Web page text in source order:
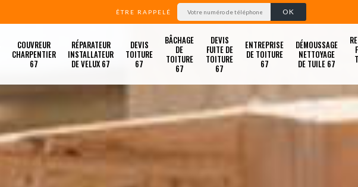
ÊTRE RAPPELÉ
COUVREUR
CHARPENTIER
67
RÉPARATEUR
INSTALLATEUR
DE VELUX 67
DEVIS
TOITURE
67
BÂCHAGE
DE
TOITURE
67
DEVIS
FUITE DE
TOITURE
67
ENTREPRISE
DE TOITURE
67
DÉMOUSSAGE
NETTOYAGE
DE TUILE 67